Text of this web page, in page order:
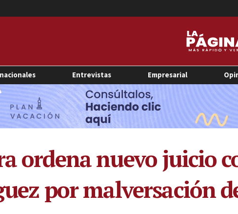
Entrevistas Empresarial
ordena nuevo juicio
por malversación